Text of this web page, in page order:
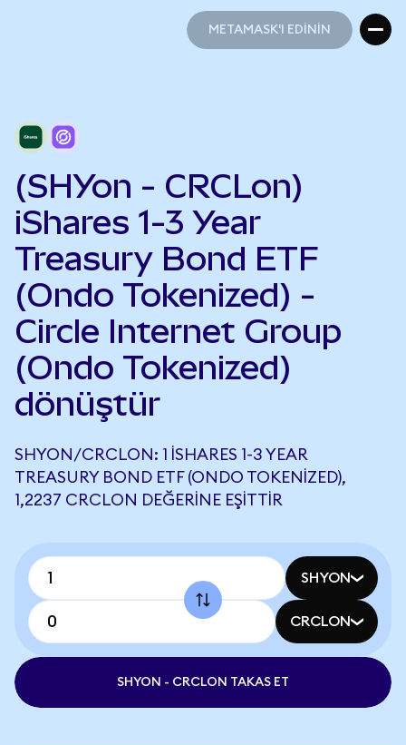
METAMASK'I EDİNİN
(SHYon - CRCLon)
iShares 1-3 Year
Treasury Bond ETF
(Ondo Tokenized) -
Circle Internet Group
(Ondo Tokenized)
dönüştür
SHYON/CRCLON: 1 ISHARES 1-3 YEAR
TREASURY BOND ETF (ONDO TOKENIZED),
1,2237 CRCLON DEĞERINE EŞITTIR
SHYON
CRCLON
SHYON - CRCLON TAKAS ET